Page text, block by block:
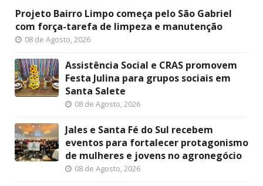
Projeto Bairro Limpo começa pelo São Gabriel
com força-tarefa de limpeza e manutenção
08 de Agosto, 2026
Assistência Social e CRAS promovem
Festa Julina para grupos sociais em
Santa Salete
08 de Agosto, 2026
Jales e Santa Fé do Sul recebem
eventos para fortalecer protagonismo
de mulheres e jovens no agronegócio
08 de Agosto, 2026